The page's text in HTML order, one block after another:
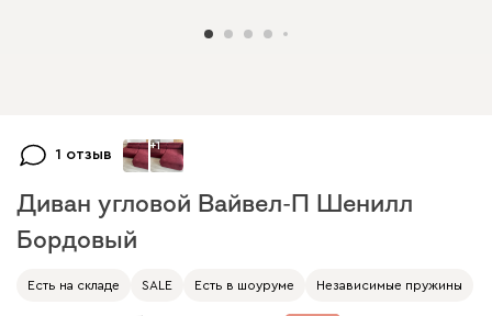
1 отзыв
+1
Диван угловой Вайвел-П Шенилл
Бордовый
Есть на складе SALE Есть в шоуруме Независимые пружины